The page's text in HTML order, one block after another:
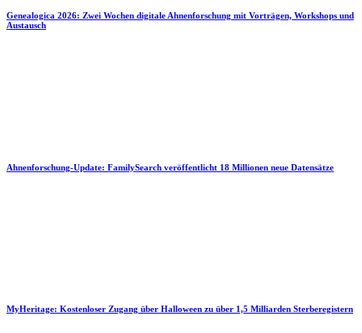
Genealogica 2026: Zwei Wochen digitale Ahnenforschung mit Vorträgen, Workshops und
Austausch
Ahnenforschung-Update: FamilySearch veröffentlicht 18 Millionen neue Datensätze
MyHeritage: Kostenloser Zugang über Halloween zu über 1,5 Milliarden Sterberegistern